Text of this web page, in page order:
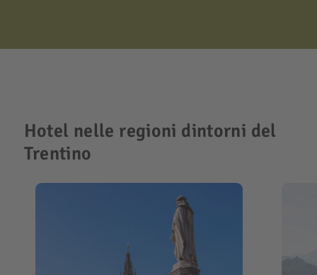
Hotel nelle regioni dintorni del
Trentino